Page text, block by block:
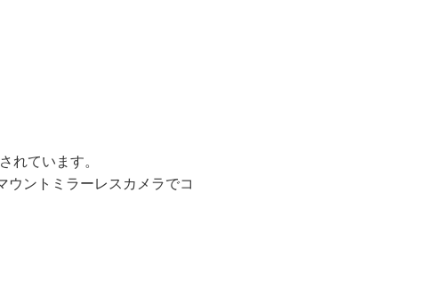
れています。
ントミラーレスカメラでコ